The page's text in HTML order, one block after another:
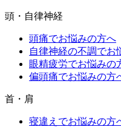
頭・自律神経
頭痛でお悩みの方へ
自律神経の不調でお
眼精疲労でお悩みの
偏頭痛でお悩みの方
首・肩
寝違えでお悩みの方